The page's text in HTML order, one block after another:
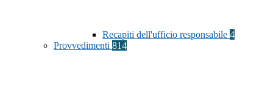
Recapiti dell'ufficio responsabile 4
Provvedimenti 814